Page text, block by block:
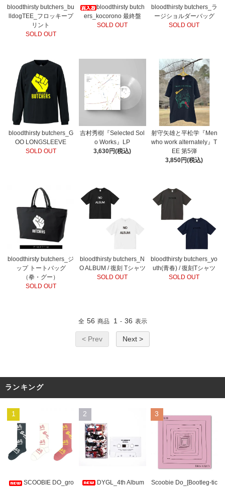
bloodthirsty butchers_bu
lldogTEE_フロッキープ
リント
SOLD OUT
bloodthirsty butch
ers_kocorono 最終盤
SOLD OUT
bloodthirsty butchers_ラ
ージショルダーバッグ
SOLD OUT
bloodthirsty butchers_G
OO LONGSLEEVE
SOLD OUT
吉村秀樹『Selected Sol
o Works』LP
3,630円(税込)
射守矢雄と平松学『Men
who work alternately』T
EE 第5弾
3,850円(税込)
bloodthirsty butchers_ジ
ップ トートバッグ
（拳・グー）
SOLD OUT
bloodthirsty butchers_N
O ALBUM / 復刻 Tシャツ
SOLD OUT
bloodthirsty butchers_yo
uth(青春) / 復刻Tシャツ
SOLD OUT
全 56 商品 1 - 36 表示
< Prev Next >
ランキング
1
SCOOBIE DO_gro
2
DYGL_4th Album
3
Scoobie Do_[Bootleg-tic